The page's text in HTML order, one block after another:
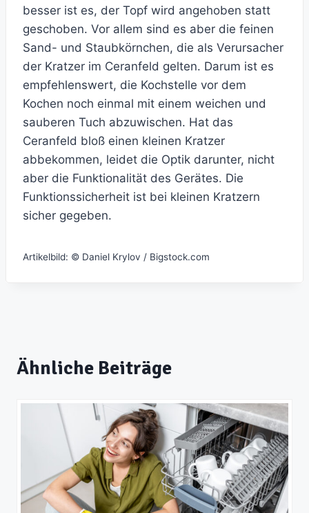
besser ist es, der Topf wird angehoben statt
geschoben. Vor allem sind es aber die feinen
Sand- und Staubkörnchen, die als Verursacher
der Kratzer im Ceranfeld gelten. Darum ist es
empfehlenswert, die Kochstelle vor dem
Kochen noch einmal mit einem weichen und
sauberen Tuch abzuwischen. Hat das
Ceranfeld bloß einen kleinen Kratzer
abbekommen, leidet die Optik darunter, nicht
aber die Funktionalität des Gerätes. Die
Funktionssicherheit ist bei kleinen Kratzern
sicher gegeben.
Artikelbild: © Daniel Krylov / Bigstock.com
Ähnliche Beiträge